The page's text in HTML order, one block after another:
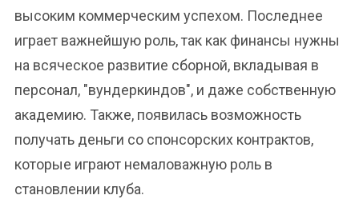
высоким коммерческим успехом. Последнее
играет важнейшую роль, так как финансы нужны
на всяческое развитие сборной, вкладывая в
персонал, "вундеркиндов", и даже собственную
академию. Также, появилась возможность
получать деньги со спонсорских контрактов,
которые играют немаловажную роль в
становлении клуба.